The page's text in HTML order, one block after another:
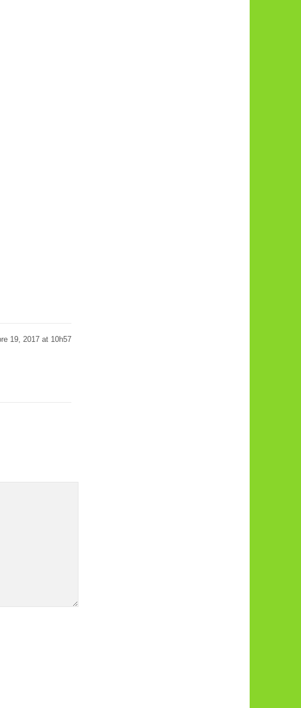
19, 2017 at 10h57